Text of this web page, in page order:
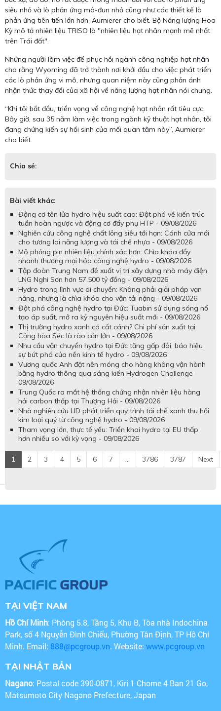
siêu nhỏ và lò phản ứng mô-đun nhỏ cũng như các thiết kế lò
phản ứng tiên tiến lớn hơn, Aumierer cho biết. Bộ Năng lượng Hoa
Kỳ mô tả nhiên liệu TRISO là "nhiên liệu hạt nhân mạnh mẽ nhất
trên Trái đất".
Những người làm việc để phục hồi ngành công nghiệp hạt nhân
cho rằng Wyoming đã trở thành nơi khởi đầu cho việc phát triển
các lò phản ứng vi mô, nhưng quan niệm này cũng phản ánh
nhận thức thay đổi của xã hội về năng lượng hạt nhân nói chung.
“Khi tôi bắt đầu, triển vọng về công nghệ hạt nhân rất tiêu cực.
Bây giờ, sau 35 năm làm việc trong ngành kỹ thuật hạt nhân, tôi
đang chứng kiến ​​sự hồi sinh của mối quan tâm này”, Aumierer
cho biết.
Chia sẻ:
Bài viết khác:
Động cơ tên lửa hydro hiệu suất cao: Đột phá về kiến trúc
tuần hoàn ngược và động cơ đẩy phụ HTP - 09/08/2026
Nghiên cứu công nghệ chất lỏng siêu tới hạn: Cánh cửa mới
cho tương lai năng lượng và tái chế nhựa - 09/08/2026
Mô phỏng pin nhiên liệu chính xác hơn: Chìa khóa đẩy
nhanh thương mại hóa công nghệ hydro - 09/08/2026
Tập đoàn Trung Nam đề xuất vị trí xây dựng nhà máy điện
LNG Nghi Sơn hơn 57.500 tỷ đồng - 09/08/2026
Hydro trong lĩnh vực di chuyển: Không phải giải pháp vạn
năng, nhưng là chìa khóa cho vận tải nặng - 09/08/2026
Đột phá công nghệ hydro tại Đức: Tuabin sử dụng sóng nổ
tạo áp suất, mở ra kỷ nguyên hiệu suất mới - 09/08/2026
Thị trường hydro xanh có cất cánh? Chi phí sản xuất tại
Cộng hòa Séc là rào cản lớn - 09/08/2026
Nhu cầu vận chuyển hydro tại Đức tăng gấp đôi, báo hiệu
sự bứt phá của nền kinh tế hydro - 09/08/2026
Vương quốc Anh đặt nền móng cho hàng không vận hành
bằng hydro thông qua sáng kiến Hydrogen Challenge -
09/08/2026
Trung Quốc ra mắt hệ thống chứng nhận nhiên liệu hàng
hải carbon thấp tại Thượng Hải - 09/08/2026
Nhà nghiên cứu UD phát triển quy trình tái chế xanh thu hồi
kim loại quý từ công nghệ hydro - 09/08/2026
Tham vọng lớn, thực tế yếu: Triển khai hydro tại EU thấp
1 2 3 4 5 6 7 ... 3786 3787 Next
Hồ Chí Minh: Phòng 5.8, Tầng 5, Khu B, Tòa nhà Indochina
Park, số 4 Nguyễn Đình Chiểu, Phường Tân Định, TP Hồ Chí
Nagano: Postal code 390-0871, Kiri 1 Chome 4 Ban 21 Go,